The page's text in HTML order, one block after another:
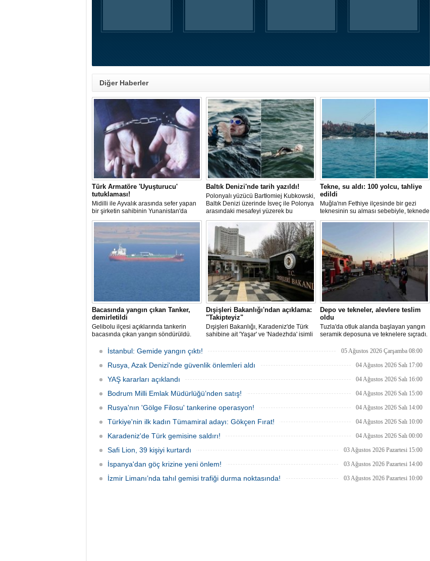
Diğer Haberler
Türk Armatöre 'Uyuşturucu'
tutuklaması!
Midilli ile Ayvalık arasında sefer yapan
bir şirketin sahibinin Yunanistan'da
tutuklandığı bildirildi.
Baltık Denizi'nde tarih yazıldı!
Polonyalı yüzücü Bartłomiej Kubkowski,
Baltık Denizi üzerinde İsveç ile Polonya
arasındaki mesafeyi yüzerek bu
başarının ilk örneği olarak tarihe geçti.
Tekne, su aldı: 100 yolcu, tahliye
edildi
Muğla'nın Fethiye ilçesinde bir gezi
teknesinin su alması sebebiyle, teknede
bulunan 100 yolcu tahliye edildi,
Bacasında yangın çıkan Tanker,
demirletildi
Gelibolu ilçesi açıklarında tankerin
bacasında çıkan yangın söndürüldü.
Sahası'na demirletildi.
Dışişleri Bakanlığı'ndan açıklama:
"Takipteyiz"
Dışişleri Bakanlığı, Karadeniz'de Türk
sahibine ait 'Yaşar' ve 'Nadezhda' isimli
araçlarıyla gerçekleştirilen saldırıda
güvenliğinin yakından takip edildiğini
Depo ve tekneler, alevlere teslim
oldu
Tuzla'da otluk alanda başlayan yangın
seramik deposuna ve teknelere sıçradı.
alevleri kontrol altına aldı.
İstanbul: Gemide yangın çıktı! 05 Ağustos 2026 Çarşamba 08:00
Rusya, Azak Denizi'nde güvenlik önlemleri aldı 04 Ağustos 2026 Salı 17:00
YAŞ kararları açıklandı 04 Ağustos 2026 Salı 16:00
Bodrum Milli Emlak Müdürlüğü’nden satış! 04 Ağustos 2026 Salı 15:00
Rusya'nın 'Gölge Filosu' tankerine operasyon! 04 Ağustos 2026 Salı 14:00
Türkiye'nin ilk kadın Tümamiral adayı: Gökçen Fırat! 04 Ağustos 2026 Salı 10:00
Karadeniz'de Türk gemisine saldırı! 04 Ağustos 2026 Salı 00:00
Safi Lion, 39 kişiyi kurtardı 03 Ağustos 2026 Pazartesi 15:00
İspanya'dan göç krizine yeni önlem! 03 Ağustos 2026 Pazartesi 14:00
İzmir Limanı’nda tahıl gemisi trafiği durma noktasında! 03 Ağustos 2026 Pazartesi 10:00